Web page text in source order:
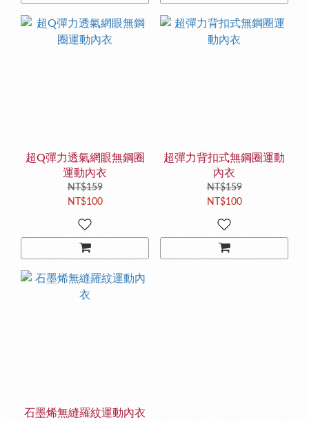
超Q彈力透氣網眼無鋼圈
運動內衣
NT$159
NT$100
超彈力背扣式無鋼圈運動
內衣
NT$159
NT$100
石墨烯無縫羅紋運動內衣